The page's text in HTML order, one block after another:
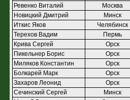
Ревенко Виталий
Москва
Новицкий Дмитрий
Минск
Иткис Яков
Челябинск
Терехов Вадим
Пермь
Крива Сергей
Орск
Пикельнер Борис
Орск
Миляков Константин
Орск
Болкарей Марк
Орск
Захаров Леонид
Орск
Сечинский Сергей
Минск